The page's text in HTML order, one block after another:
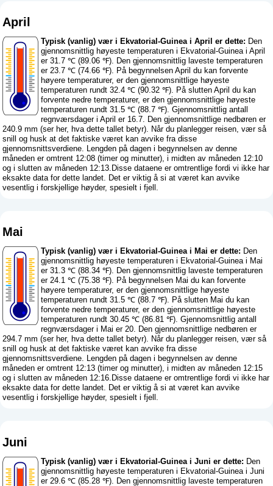
April
Typisk (vanlig) vær i Ekvatorial-Guinea i April er dette: Den
gjennomsnittlig høyeste temperaturen i Ekvatorial-Guinea i April
er 31.7 ℃ (89.06 ℉). Den gjennomsnittlig laveste temperaturen
er 23.7 ℃ (74.66 ℉). På begynnelsen April du kan forvente
høyere temperaturer, er den gjennomsnittlige høyeste
temperaturen rundt 32.4 ℃ (90.32 ℉). På slutten April du kan
forvente nedre temperaturer, er den gjennomsnittlige høyeste
temperaturen rundt 31.5 ℃ (88.7 ℉). Gjennomsnittlig antall
regnværsdager i April er 16.7. Den gjennomsnittlige nedbøren er
240.9 mm (ser her, hva dette tallet betyr). Når du planlegger reisen, vær så
snill og husk at det faktiske været kan avvike fra disse
gjennomsnittsverdiene. Lengden på dagen i begynnelsen av denne
måneden er omtrent 12:08 (timer og minutter), i midten av måneden 12:10
og i slutten av måneden 12:13.Disse dataene er omtrentlige fordi vi ikke har
eksakte data for dette landet. Det er viktig å si at været kan avvike
vesentlig i forskjellige høyder, spesielt i fjell.
Mai
Typisk (vanlig) vær i Ekvatorial-Guinea i Mai er dette: Den
gjennomsnittlig høyeste temperaturen i Ekvatorial-Guinea i Mai
er 31.3 ℃ (88.34 ℉). Den gjennomsnittlig laveste temperaturen
er 24.1 ℃ (75.38 ℉). På begynnelsen Mai du kan forvente
høyere temperaturer, er den gjennomsnittlige høyeste
temperaturen rundt 31.5 ℃ (88.7 ℉). På slutten Mai du kan
forvente nedre temperaturer, er den gjennomsnittlige høyeste
temperaturen rundt 30.45 ℃ (86.81 ℉). Gjennomsnittlig antall
regnværsdager i Mai er 20. Den gjennomsnittlige nedbøren er
294.7 mm (ser her, hva dette tallet betyr). Når du planlegger reisen, vær så
snill og husk at det faktiske været kan avvike fra disse
gjennomsnittsverdiene. Lengden på dagen i begynnelsen av denne
måneden er omtrent 12:13 (timer og minutter), i midten av måneden 12:15
og i slutten av måneden 12:16.Disse dataene er omtrentlige fordi vi ikke har
eksakte data for dette landet. Det er viktig å si at været kan avvike
vesentlig i forskjellige høyder, spesielt i fjell.
Juni
Typisk (vanlig) vær i Ekvatorial-Guinea i Juni er dette: Den
gjennomsnittlig høyeste temperaturen i Ekvatorial-Guinea i Juni
er 29.6 ℃ (85.28 ℉). Den gjennomsnittlig laveste temperaturen